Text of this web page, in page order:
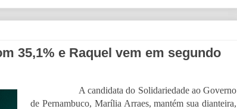
35,1% e Raquel vem em segundo
A candidata do Solidariedade ao Governo
de Pernambuco, Marília Arraes, mantém sua dianteira,